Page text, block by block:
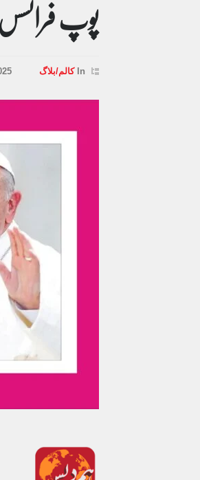
پوپ
In کالم/بلاگ